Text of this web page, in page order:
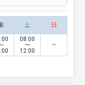
土 日
08:00
〜
12:00